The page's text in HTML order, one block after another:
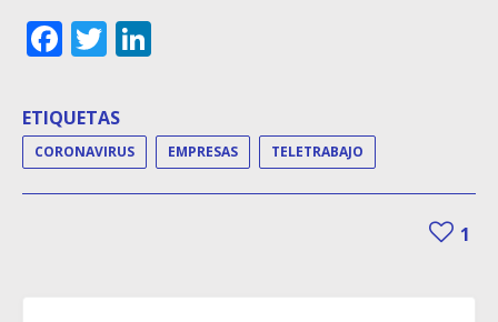
Facebook
Twitter
ETIQUETAS
CORONAVIRUS EMPRESAS TELETRABAJO
1